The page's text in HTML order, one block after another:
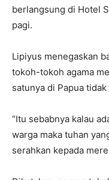
berlangsung di Hotel
pagi.
Lipiyus menegaskan
tokoh-tokoh agama
satunya di Papua
“Itu sebabnya kalau
warga maka tuhan
serahkan kepada